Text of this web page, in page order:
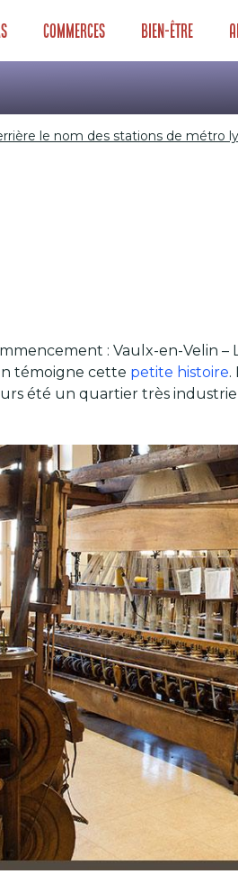
Commerces Bien-être
A -
le nom des stations de métro
: Vaulx-en-Velin – La
témoigne cette petite histoire.
été un quartier très